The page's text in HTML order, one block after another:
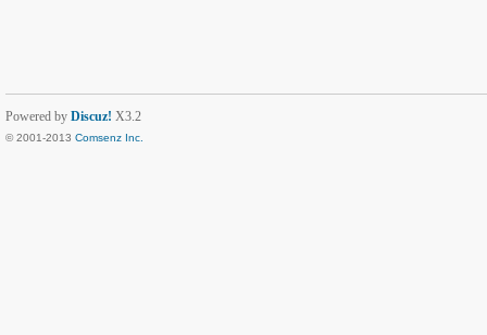
Powered by Discuz! X3.2
© 2001-2013 Comsenz Inc.